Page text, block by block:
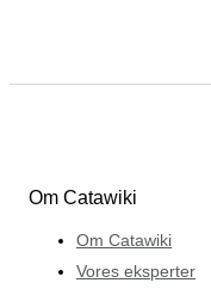
Om Catawiki
Om Catawiki
Vores eksperter